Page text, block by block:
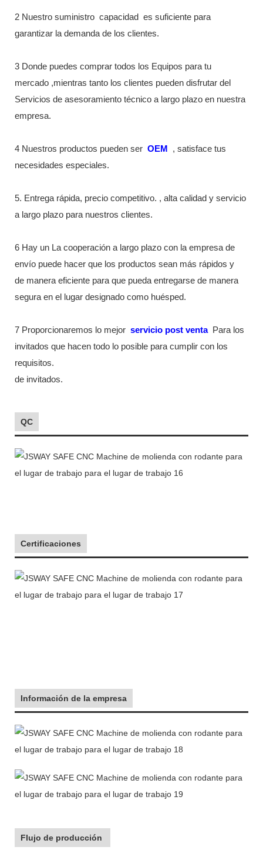
2 Nuestro suministro capacidad
es suficiente para
garantizar la demanda de los clientes.
3 Donde puedes comprar todos los Equipos para tu
mercado ,mientras tanto los clientes pueden disfrutar del
Servicios de asesoramiento técnico a largo plazo en nuestra
empresa.
4 Nuestros productos pueden ser OEM
, satisface tus
necesidades especiales.
5. Entrega rápida, precio competitivo. , alta calidad y servicio
a largo plazo para nuestros clientes.
6 Hay un La cooperación a largo plazo con la empresa de
envío puede hacer que los productos sean más rápidos y
de manera eficiente para que pueda entregarse de manera
segura en el lugar designado como huésped.
7 Proporcionaremos lo mejor servicio post venta Para los
invitados que hacen todo lo posible para cumplir con los
requisitos.
de invitados.
QC
Certificaciones
Información de la empresa
Flujo de producción